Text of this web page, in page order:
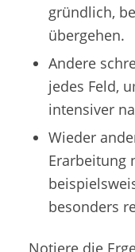
gründlich,
übergehen.
Andere
jedes Feld,
intensiver
Wieder
Erarbeitung
besonders